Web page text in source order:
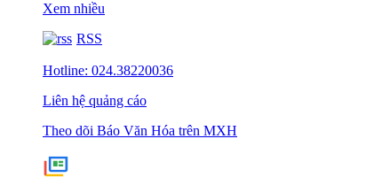
Xem nhiều
RSS
Hotline: 024.38220036
Liên hệ quảng cáo
Theo dõi Báo Văn Hóa trên MXH